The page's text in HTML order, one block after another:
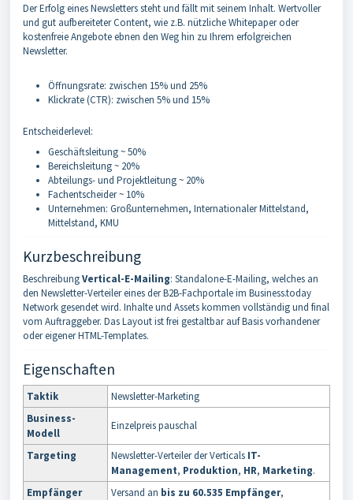
Der Erfolg eines Newsletters steht und fällt mit seinem Inhalt. Wertvoller
und gut aufbereiteter Content, wie z.B. nützliche Whitepaper oder
kostenfreie Angebote ebnen den Weg hin zu Ihrem erfolgreichen
Newsletter.
Öffnungsrate: zwischen 15% und 25%
Klickrate (CTR): zwischen 5% und 15%
Entscheiderlevel:
Geschäftsleitung ~ 50%
Bereichsleitung ~ 20%
Abteilungs- und Projektleitung ~ 20%
Fachentscheider ~ 10%
Unternehmen: Großunternehmen, Internationaler Mittelstand,
Mittelstand, KMU
Kurzbeschreibung
BeschreibungVertical-E-Mailing: Standalone-E-Mailing, welches an
den Newsletter-Verteiler eines der B2B-Fachportale im Business.today
Network gesendet wird. Inhalte und Assets kommen vollständig und final
vom Auftraggeber. Das Layout ist frei gestaltbar auf Basis vorhandener
oder eigener HTML-Templates.
Eigenschaften
Taktik
Newsletter-Marketing
Business-
Modell
Einzelpreis pauschal
Targeting Newsletter-Verteiler der Verticals IT-
Management, Produktion, HR, Marketing.
Empfänger
Versand an bis zu 60.535 Empfänger,